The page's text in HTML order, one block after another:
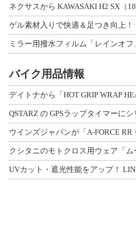
ネクサスから KAWASAKI H2 SX（
バイク用品情報
デイトナから「HOT GRIP WRAP
QSTARZ の GPSラップタイマーに
ウインズジャパンが「A-FORCE